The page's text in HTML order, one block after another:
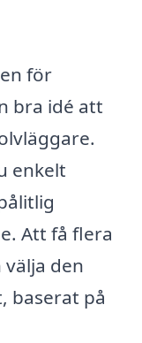
för
bra idé att
enkelt
Att få flera
den
baserat på